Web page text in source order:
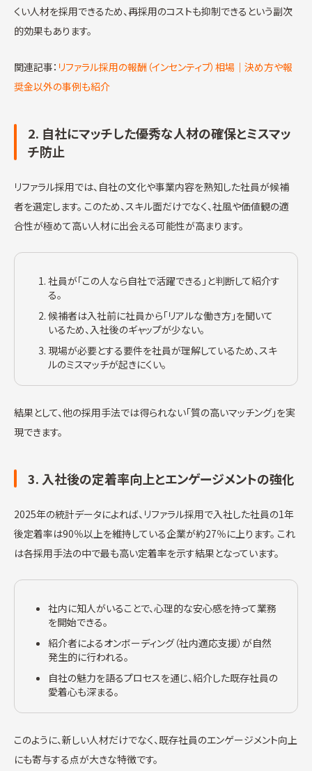
くい人材を採用できるため、再採用のコストも抑制できるという副次
的効果もあります。
関連記事： リファラル採用の報酬（インセンティブ）相場｜決め方や報
奨金以外の事例も紹介
2. 自社にマッチした優秀な人材の確保とミスマッ
チ防止
リファラル採用では、自社の文化や事業内容を熟知した社員が候補
者を選定します。 このため、スキル面だけでなく、社風や価値観の適
合性が極めて高い人材に出会える可能性が高まります。
社員が「この人なら自社で活躍できる」と判断して紹介す
る。
候補者は入社前に社員から「リアルな働き方」を聞いて
いるため、入社後のギャップが少ない。
現場が必要とする要件を社員が理解しているため、スキ
ルのミスマッチが起きにくい。
結果として、他の採用手法では得られない「質の高いマッチング」を実
現できます。
3. 入社後の定着率向上とエンゲージメントの強化
2025年の統計データによれば、リファラル採用で入社した社員の1年
後定着率は90％以上を維持している企業が約27％に上ります。 これ
は各採用手法の中で最も高い定着率を示す結果となっています。
社内に知人がいることで、心理的な安心感を持って業務
を開始できる。
紹介者によるオンボーディング（社内適応支援）が自然
発生的に行われる。
自社の魅力を語るプロセスを通じ、紹介した既存社員の
愛着心も深まる。
このように、新しい人材だけでなく、既存社員のエンゲージメント向上
にも寄与する点が大きな特徴です。